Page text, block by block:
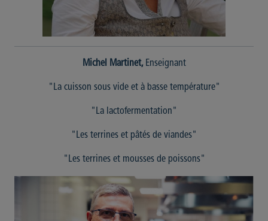
Michel Martinet, Enseignant
"La cuisson sous vide et à basse température"
"La lactofermentation"
"Les terrines et pâtés de viandes"
"Les terrines et mousses de poissons"